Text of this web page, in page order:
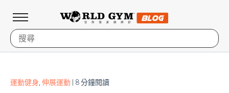
運動健身 伸展運動 | 8 分鐘閱讀